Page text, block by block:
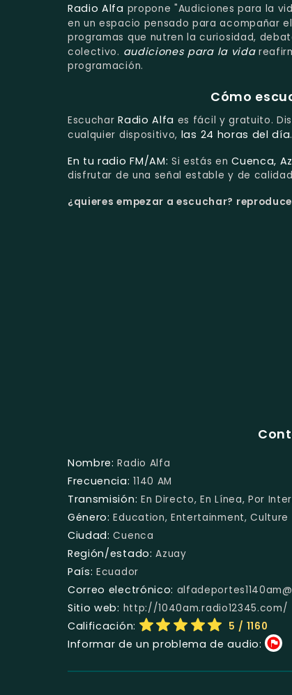
Radio Alfa propone "Audiciones para la
en un espacio pensado para acompañar
programas que nutren la curiosidad,
colectivo. audiciones para la vida
programación.
Cómo
EscucharRadio Alfa es fácil y gratuito.
cualquier dispositivo, las 24 horas del día.
En tu radio FM/AM: Si estás enCuenca,
disfrutar de una señal estable y de
¿quieres empezar a escuchar?
Nombre: Radio Alfa
Frecuencia: 1140 AM
Transmisión: En Directo, En Línea, Por
Género: Education, Entertainment, Culture
Ciudad: Cuenca
Región/estado: Azuay
País: Ecuador
Correo electrónico:
Sitio web: http://1040am.radio12345.com/
Calificación: 5 / 1160
Informar de un problema de audio: